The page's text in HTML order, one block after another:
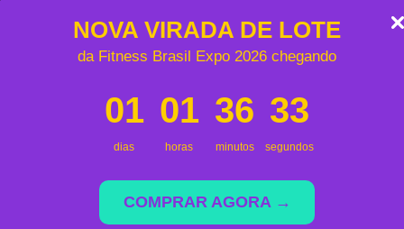
NOVA VIRADA DE LOTE
da Fitness Brasil Expo 2026 chegando
01
dias
01
horas
36
minutos
33
segundos
COMPRAR AGORA →